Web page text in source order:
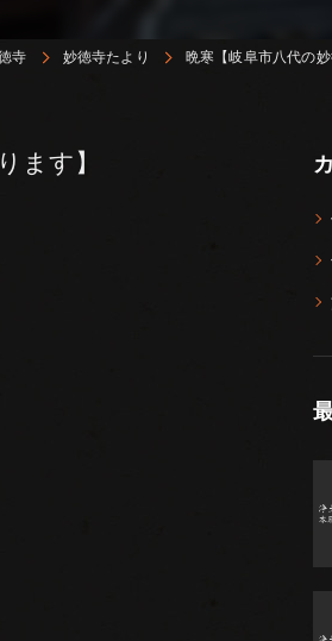
寺 妙徳寺たより 晩寒【岐阜市八代の
ます】